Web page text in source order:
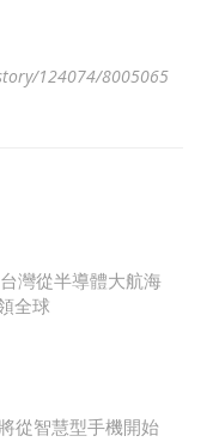
124074/8005065
灣從半導體大航海
全球
從智慧型手機開始